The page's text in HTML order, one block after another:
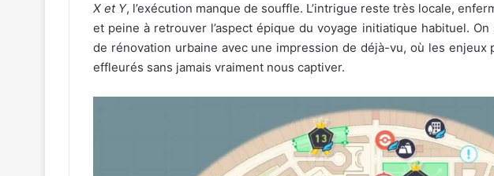
X et Y, l’exécution manque de souffle. L’intrigue reste très locale,
et peine à retrouver l’aspect épique du voyage initiatique habituel. On
de rénovation urbaine avec une impression de déjà-vu, où les
effleurés sans jamais vraiment nous captiver.